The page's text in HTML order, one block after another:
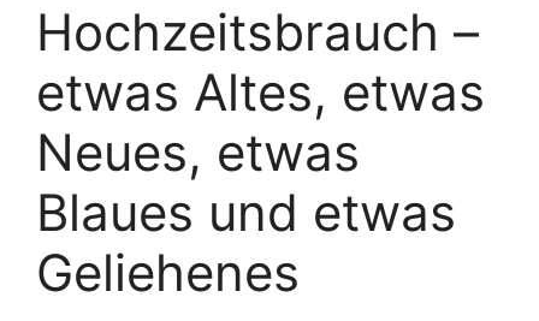
Hochzeitsbrauch –
etwas Altes, etwas
Neues, etwas
Blaues und etwas
Geliehenes